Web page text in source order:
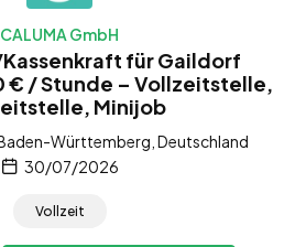
CALUMA GmbH
für Gaildorf
€ / Stunde – Vollzeitstelle,
Minijob
Württemberg, Deutschland
30/07/2026
Vollzeit